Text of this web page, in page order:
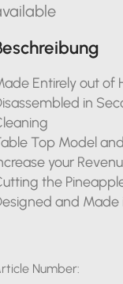
Entirely out of
in
Top Model
your
the
and
Number: